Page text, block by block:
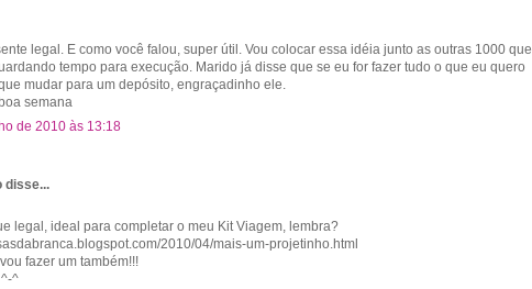
legal. E como você falou, super útil. Vou colocar essa idéia junto as outras 1000 que
tempo para execução. Marido já disse que se eu for fazer tudo o que eu quero
mudar para um depósito, engraçadinho ele.
semana
de 2010 às 13:18
disse...
legal, ideal para completar o meu Kit Viagem, lembra?
2010/04/mais-um-projetinho.html
fazer um também!!!
^